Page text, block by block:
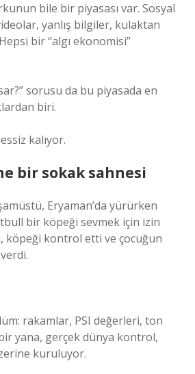
bile bir piyasası var. Sosyal
yanlış bilgiler, kulaktan
bir “algı ekonomisi”
sorusu da bu piyasada en
biri.
kalıyor.
bir sokak sahnesi
Eryaman’da yürürken
bir köpeği sevmek için izin
köpeği kontrol etti ve çocuğun
rakamlar, PSI değerleri, ton
yana, gerçek dünya kontrol,
kuruluyor.